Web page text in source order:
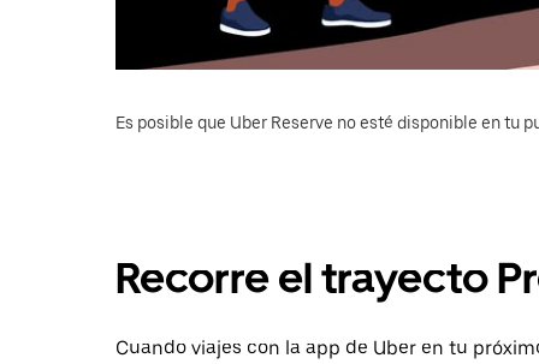
Es posible que Uber Reserve no esté disponible en tu
Recorre el trayecto
Cuando viajes con la app de Uber en tu